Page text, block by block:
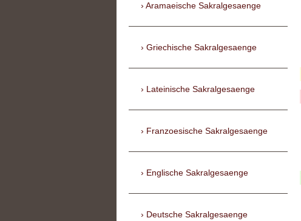
Aramaeische Sakralgesaenge
Griechische Sakralgesaenge
Lateinische Sakralgesaenge
Franzoesische Sakralgesaenge
Englische Sakralgesaenge
Deutsche Sakralgesaenge